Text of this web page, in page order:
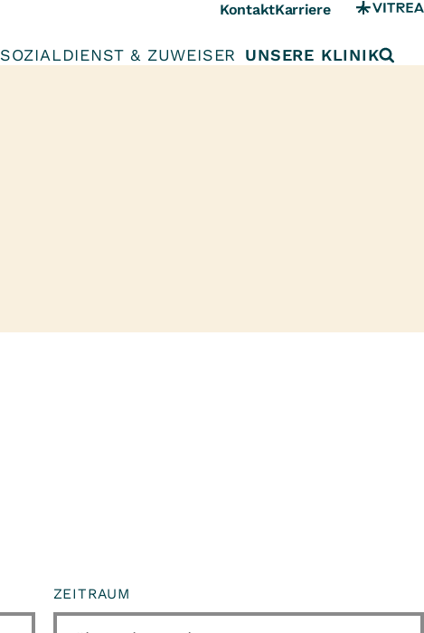
KontaktKarriere
SOZIALDIENST & ZUWEISER UNSERE KLINIK
ZEITRAUM